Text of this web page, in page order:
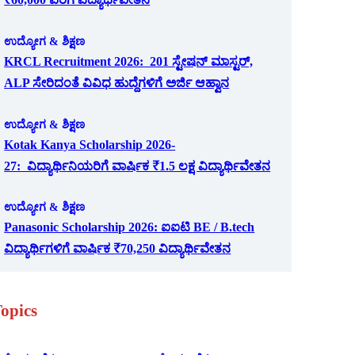
ಉದ್ಯೋಗ & ಶಿಕ್ಷಣ
KRCL Recruitment 2026: 201 ಸ್ಟೇಷನ್ ಮಾಸ್ಟರ್,
ALP ಸೇರಿದಂತೆ ವಿವಿಧ ಹುದ್ದೆಗಳಿಗೆ ಅರ್ಜಿ ಆಹ್ವಾನ
ಉದ್ಯೋಗ & ಶಿಕ್ಷಣ
Kotak Kanya Scholarship 2026-
27: ವಿದ್ಯಾರ್ಥಿನಿಯರಿಗೆ ವಾರ್ಷಿಕ ₹1.5 ಲಕ್ಷ ವಿದ್ಯಾರ್ಥಿವೇತನ
ಉದ್ಯೋಗ & ಶಿಕ್ಷಣ
Panasonic Scholarship 2026: ಐಐಟಿ BE / B.tech
ವಿದ್ಯಾರ್ಥಿಗಳಿಗೆ ವಾರ್ಷಿಕ ₹70,250 ವಿದ್ಯಾರ್ಥಿವೇತನ